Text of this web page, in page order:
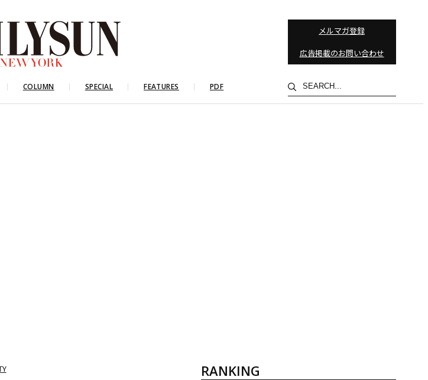
メルマガ登録
広告掲載のお問い合わせ
COLUMN SPECIAL FEATURES PDF
検
索
RANKING